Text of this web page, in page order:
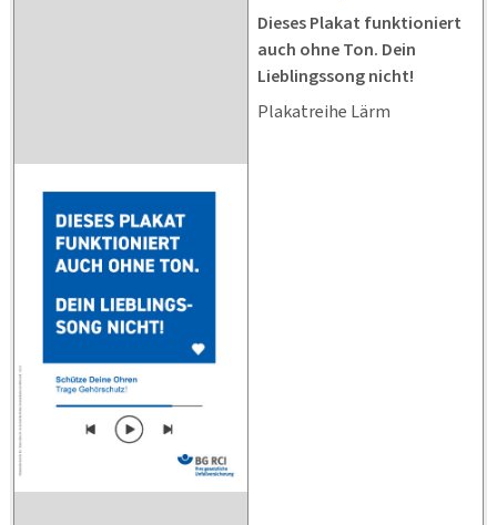
Dieses Plakat funktioniert
auch ohne Ton. Dein
Lieblingssong nicht!
Plakatreihe Lärm